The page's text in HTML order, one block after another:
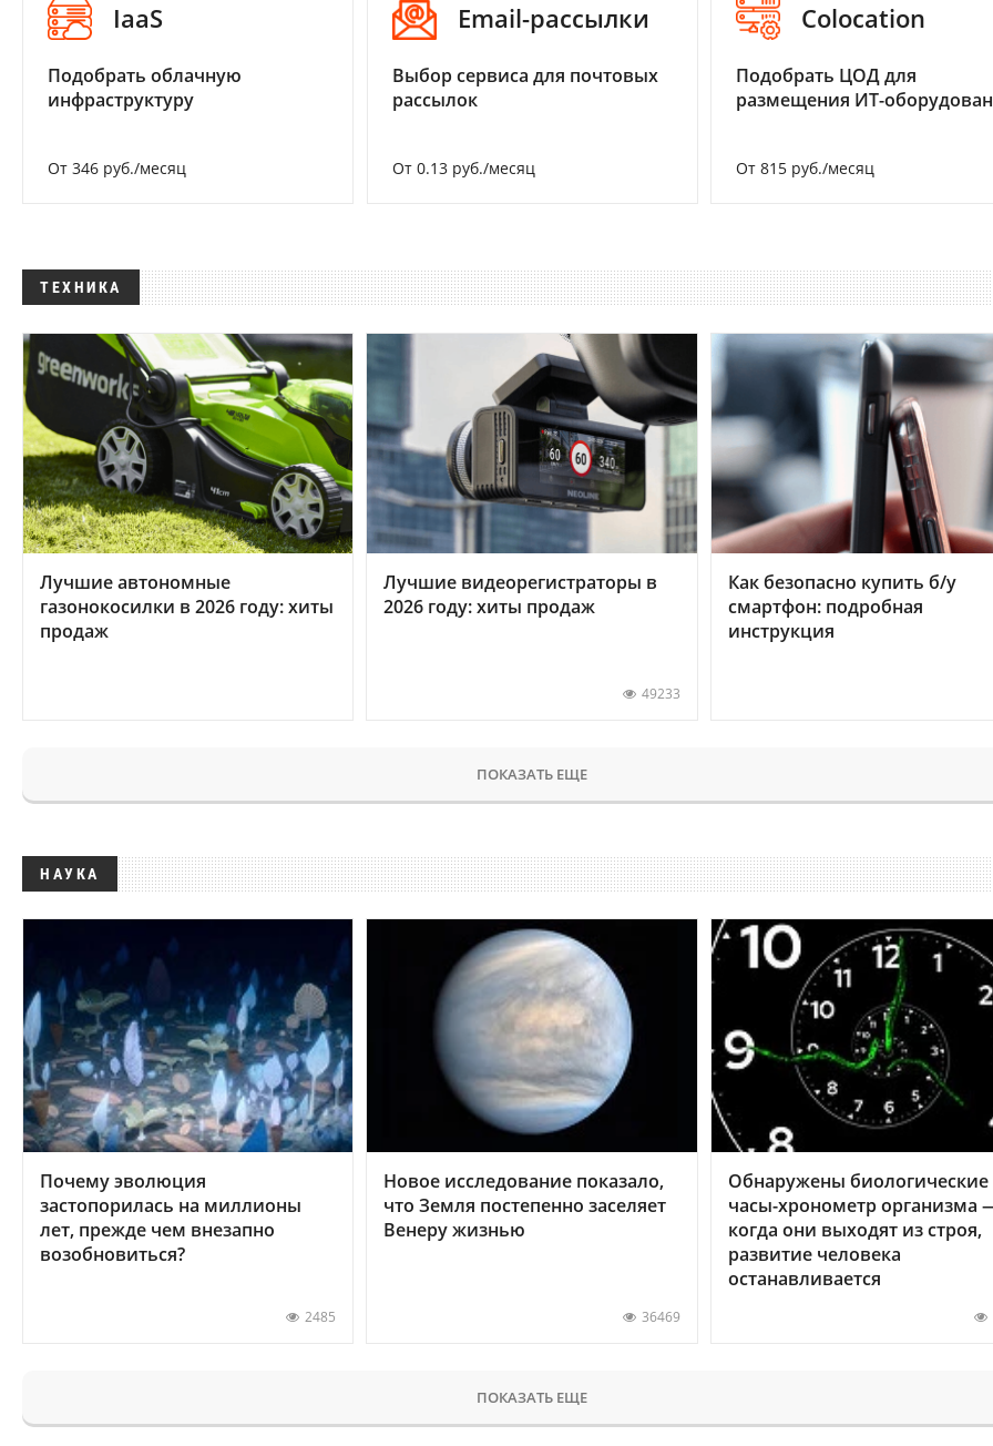
IaaS
Подобрать облачную
инфраструктуру
От 346 руб./месяц
Email-рассылки
Выбор сервиса для почтовых
рассылок
От 0.13 руб./месяц
Colocation
Подобрать ЦОД для
размещения ИТ-
От 815 руб./месяц
ТЕХНИКА
Лучшие автономные
газонокосилки в 2026 году: хиты
продаж
Лучшие видеорегистраторы в
2026 году: хиты продаж
49233
Как безопасно купить б/у
смартфон: подробная
инструкция
ПОКАЗАТЬ ЕЩЕ
НАУКА
Почему эволюция
застопорилась на миллионы
лет, прежде чем внезапно
возобновиться?
2485
Новое исследование показало,
что Земля постепенно заселяет
Венеру жизнью
36469
Обнаружены биологические
часы-хронометр организма
когда они выходят из строя,
развитие человека
останавливается
ПОКАЗАТЬ ЕЩЕ